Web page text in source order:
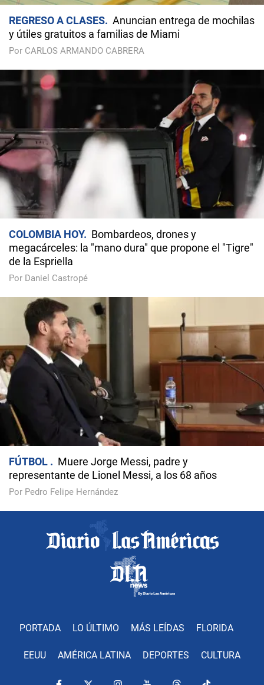
REGRESO A CLASES
Anuncian entrega de mochilas
y útiles gratuitos a familias de Miami
Por CARLOS ARMANDO CABRERA
COLOMBIA HOY
Bombardeos, drones y
megacárceles: la "mano dura" que propone el "Tigre"
de la Espriella
Por Daniel Castropé
FÚTBOL
Muere Jorge Messi, padre y
representante de Lionel Messi, a los 68 años
Por Pedro Felipe Hernández
PORTADA LO ÚLTIMO MÁS LEÍDAS FLORIDA
EEUU AMÉRICA LATINA DEPORTES CULTURA